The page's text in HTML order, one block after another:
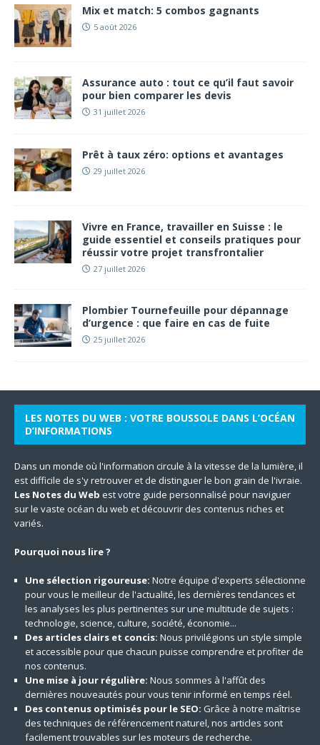
Mix et match: 5 combos gagnants
5 août 2026
Assurance auto : tout ce qu’il faut savoir
pour bien comparer les devis
31 juillet 2026
Prêt à taux zéro: options et avantages
29 juillet 2026
Vivre en France, travailler en Suisse : le
guide essentiel et conseils pratiques pour
réussir votre projet transfrontalier
27 juillet 2026
Plombier Tournefeuille pour dépannage
d’urgence : que faire en cas de fuite
25 juillet 2026
LES NOTES DU WEB : VOTRE BOUSSOLE DANS L’OCÉAN
D’INFORMATIONS
Dans un monde où l'information circule à la vitesse de la lumière, il
est difficile de s'y retrouver et de distinguer le bon grain de l'ivraie.
Les Notes du Web est votre guide personnalisé pour naviguer
sur le vaste océan du web et découvrir des contenus riches et
variés.
Pourquoi nous lire ?
Une sélection rigoureuse: Notre équipe d'experts sélectionne
pour vous le meilleur de l'actualité, les dernières tendances et
les analyses les plus pertinentes sur une multitude de sujets :
technologie, science, culture, société, économie...
Des articles clairs et concis: Nous privilégions un style simple
et accessible pour que chacun puisse comprendre et profiter de
nos contenus.
Une mise à jour régulière: Nous sommes à l'affût des
dernières nouveautés pour vous tenir informé en temps réel.
Des contenus optimisés pour le SEO: Grâce à notre maîtrise
des techniques de référencement naturel, nos articles sont
facilement trouvables sur les moteurs de recherche.